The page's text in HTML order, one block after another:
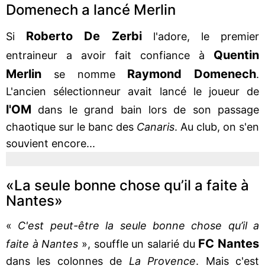
Domenech a lancé Merlin
Si Roberto De Zerbil'adore, le premier
entraineur a avoir fait confiance à Quentin
Merlin se nomme Raymond Domenech.
L'ancien sélectionneur avait lancé le joueur de
l'OM dans le grand bain lors de son passage
chaotique sur le banc des Canaris. Au club, on s'en
souvient encore...
«La seule bonne chose qu’il a faite à
Nantes»
« C'est peut-être la seule bonne chose qu’il a
faite à Nantes », souffle un salarié du FC Nantes
dans les colonnes de La Provence. Mais c'est